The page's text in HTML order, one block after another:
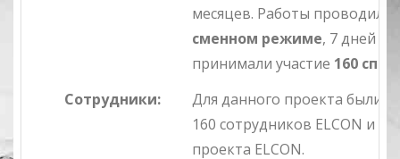
месяцев. Работы
сменном режиме, 7 дней в
принимали участие 160
Сотрудники:
Для данного проекта были
160 сотрудников ELCON и 4
проекта ELCON.